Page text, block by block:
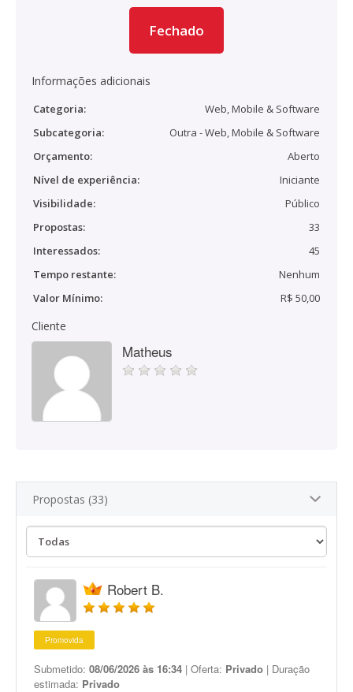
Fechado
Informações adicionais
Categoria:
Web, Mobile & Software
Subcategoria:
Outra - Web, Mobile & Software
Orçamento:
Aberto
Nível de experiência:
Iniciante
Visibilidade:
Público
Propostas:
33
Interessados:
45
Tempo restante:
Nenhum
Valor Mínimo:
R$ 50,00
Cliente
Matheus
Propostas (33)
Robert B.
Promovida
Submetido: 08/06/2026 às 16:34 | Oferta: Privado | Duração
estimada: Privado